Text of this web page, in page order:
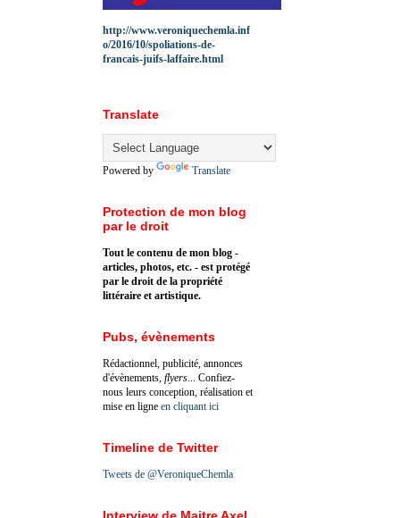
http://www.veroniquechemla.inf
o/2016/10/spoliations-de-
francais-juifs-laffaire.html
Translate
Powered by Translate
Protection de mon blog
par le droit
Tout le contenu de mon blog -
articles, photos, etc. - est protégé
par le droit de la propriété
littéraire et artistique.
Pubs, évènements
Rédactionnel, publicité, annonces
d'évènements, flyers ... Confiez-
nous leurs conception, réalisation et
mise en ligne en cliquant ici
Timeline de Twitter
Tweets de @VeroniqueChemla
Interview de Maitre Axel